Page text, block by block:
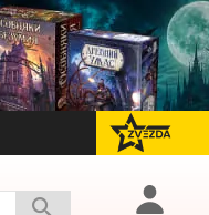
перейти на Zvezda